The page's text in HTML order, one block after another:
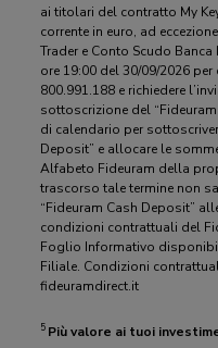
ai titolari del contratto My
corrente in euro, ad
Trader e Conto Scudo
ore 19:00 del 30/09/2026
800.991.188 e richiedere
sottoscrizione del
di calendario per
Deposit” e allocare le
Alfabeto Fideuram della
trascorso tale termine non
“Fideuram Cash Deposit”
condizioni contrattuali del
Foglio Informativo
Filiale. Condizioni
fideuramdirect.it
5 Più valore ai tuoi